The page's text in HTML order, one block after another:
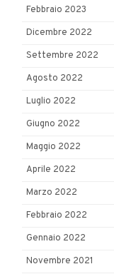
Febbraio 2023
Dicembre 2022
Settembre 2022
Agosto 2022
Luglio 2022
Giugno 2022
Maggio 2022
Aprile 2022
Marzo 2022
Febbraio 2022
Gennaio 2022
Novembre 2021